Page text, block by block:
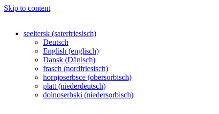
Skip to content
seeltersk (saterfriesisch)
Deutsch
English (englisch)
Dansk (Dänisch)
frasch (nordfriesisch)
hornjoserbsce (obersorbisch)
platt (niederdeutsch)
dolnoserbski (niedersorbisch)